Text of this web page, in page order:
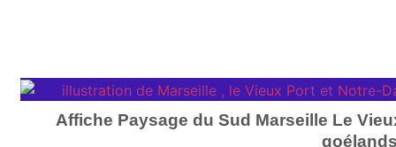
Affiche Paysage du Sud Marseille Le